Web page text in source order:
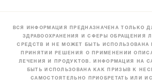
ВСЯ ИНФОРМАЦИЯ ПРЕДНАЗНАЧЕНА ТОЛЬКО
ЗДРАВООХРАНЕНИЯ И СФЕРЫ ОБРАЩЕНИЯ
СРЕДСТВ И НЕ МОЖЕТ БЫТЬ ИСПОЛЬЗОВАНА
ПРИНЯТИИ РЕШЕНИЯ О ПРИМЕНЕНИИ
ЛЕЧЕНИЯ И ПРОДУКТОВ. ИНФОРМАЦИЯ НА
БЫТЬ ИСПОЛЬЗОВАНА КАК ПРИЗЫВ К
САМОСТОЯТЕЛЬНО ПРИОБРЕТАТЬ ИЛИ